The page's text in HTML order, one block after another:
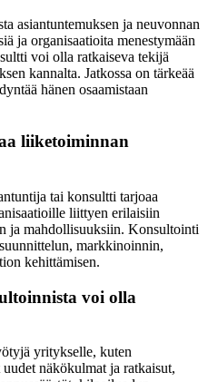
asiantuntemuksen ja neuvonnan
ja organisaatioita menestymään
voi olla ratkaiseva tekijä
kannalta. Jatkossa on tärkeää
hänen osaamistaan
liiketoiminnan
tai konsultti tarjoaa
liittyen erilaisiin
ja mahdollisuuksiin. Konsultointi
markkinoinnin,
kehittämisen.
voi olla
yritykselle, kuten
näkökulmat ja ratkaisut,